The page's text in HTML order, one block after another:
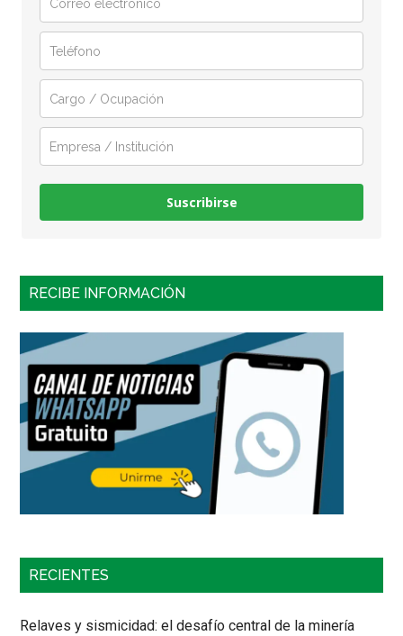
Suscribirse
RECIBE INFORMACIÓN
RECIENTES
Relaves y sismicidad: el desafío central de la minería